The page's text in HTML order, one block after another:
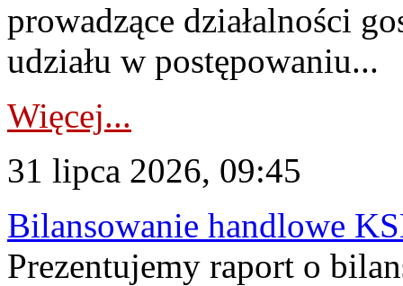
prowadzące działalności
udziału w postępowaniu...
Więcej...
31 lipca 2026, 09:45
Bilansowanie handlowe
Prezentujemy raport o